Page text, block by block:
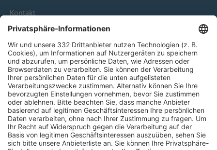
Kontakt
HÄUFIG BESUCHTE SEITEN
Pässe und Vereinswechsel
Trainerausbildung
Schulungsangebot Vereinsmitarbeiter
BFV-Geschäftsstellen
Trainerbörse
Login SpielPlus